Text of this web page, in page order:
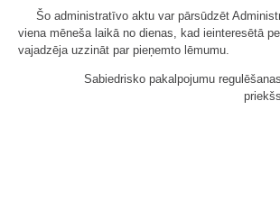
Šo administratīvo aktu var pārsūdzēt
viena mēneša laikā no dienas, kad ieinteresētā
vajadzēja uzzināt par pieņemto lēmumu.
Sabiedrisko pakalpojumu